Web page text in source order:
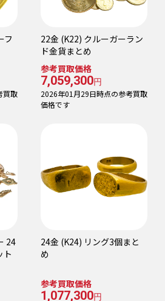
フ
買取
22金 (K22) クルーガーラン
ド金貨まとめ
参考買取価格
7,059,300円
2026年01月29日時点の参考買取
価格です
24
ト
24金 (K24) リング3個まと
め
参考買取価格
1,077,300円